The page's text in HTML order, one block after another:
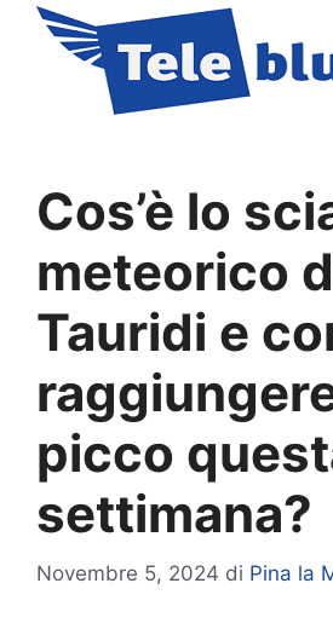
contenuto
Cos’è lo
meteorico
Tauridi e
picco
settimana?
Novembre 5, 2024 di Pina la